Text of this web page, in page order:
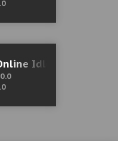
Idle MMORPG